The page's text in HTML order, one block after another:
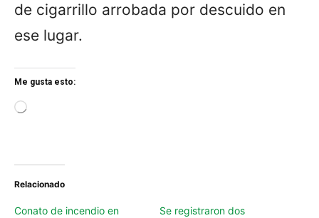
de cigarrillo arrobada por descuido en
ese lugar.
Me gusta esto:
g
Relacionado
Conato de incendio en
Se registraron dos